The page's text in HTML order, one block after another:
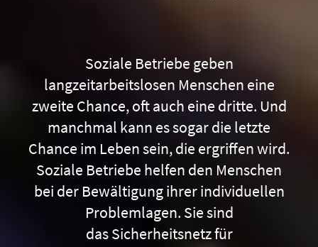
Soziale Betriebe geben
langzeitarbeitslosen Menschen eine
zweite Chance, oft auch eine dritte. Und
manchmal kann es sogar die letzte
Chance im Leben sein, die ergriffen wird.
Soziale Betriebe helfen den Menschen
bei der Bewältigung ihrer individuellen
Problemlagen. Sie sind
das Sicherheitsnetz für